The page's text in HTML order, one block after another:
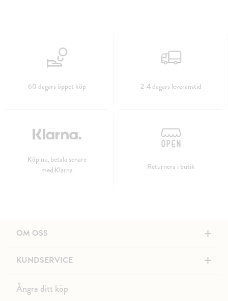
60 dagars öppet köp 2-4 dagars leveranstid
Köp nu, betala senare
med Klarna
Returnera i butik
OM OSS +
KUNDSERVICE +
Ångra ditt köp